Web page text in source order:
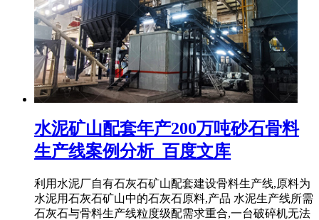
水泥矿山配套年产200万吨砂石骨料
生产线案例分析_百度文库
利用水泥厂自有石灰石矿山配套建设骨料生产线,原料为
水泥用石灰石矿山中的石灰石原料,产品 水泥生产线所需
石灰石与骨料生产线粒度级配需求重合,一台破碎机无法